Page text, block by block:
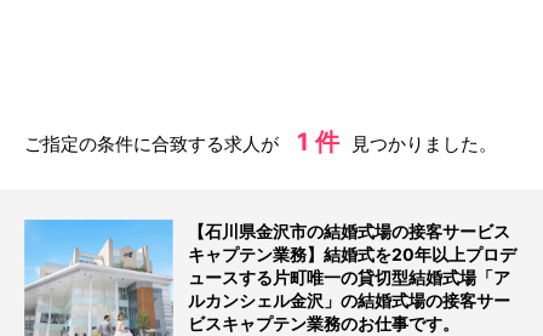
ご指定の条件に合致する求人が 1 件 見つかりました。
【石川県金沢市の結婚式場の接客サービス
キャプテン業務】結婚式を20年以上プロデ
ュースする片町唯一の貸切型結婚式場「ア
ルカンシェル金沢」の結婚式場の接客サー
ビスキャプテン業務のお仕事です。